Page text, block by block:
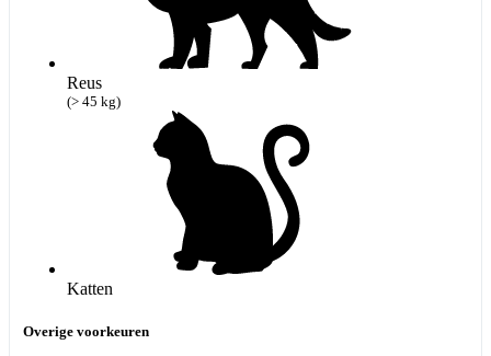
Reus
(> 45 kg)
Katten
Overige voorkeuren